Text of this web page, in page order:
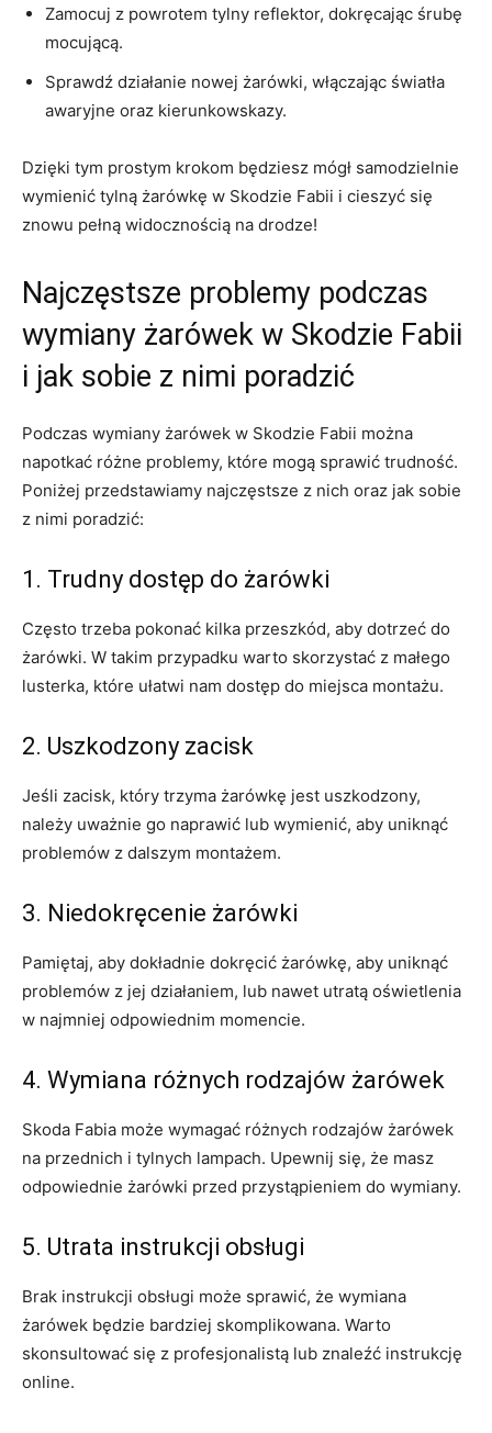
Zamocuj z powrotem tylny reflektor,‍ dokręcając śrubę
mocującą.
Sprawdź działanie‌ nowej żarówki, włączając światła
awaryjne oraz kierunkowskazy.
Dzięki tym prostym krokom będziesz mógł samodzielnie
wymienić tylną żarówkę w Skodzie Fabii i ​cieszyć się‌
znowu pełną widocznością na drodze!
Najczęstsze problemy podczas
wymiany żarówek w Skodzie Fabii
i jak sobie z nimi poradzić
Podczas wymiany żarówek w Skodzie Fabii można
napotkać różne problemy, które mogą sprawić trudność.
Poniżej przedstawiamy najczęstsze z⁤ nich ​oraz ⁢jak sobie
z nimi poradzić:
1. Trudny dostęp do żarówki
Często trzeba​ pokonać⁣ kilka przeszkód, aby dotrzeć do
żarówki. W takim przypadku warto skorzystać z‌ małego⁢
lusterka, które ułatwi nam ‌dostęp do miejsca ​montażu.
2. Uszkodzony zacisk
Jeśli zacisk, który trzyma żarówkę jest uszkodzony,
należy uważnie go naprawić lub wymienić, aby uniknąć
⁣problemów z dalszym montażem.
3. Niedokręcenie ⁤żarówki
Pamiętaj, ‌aby dokładnie dokręcić żarówkę, aby uniknąć
problemów z jej działaniem, lub nawet utratą oświetlenia
w ‍najmniej odpowiednim momencie.
4. Wymiana różnych rodzajów żarówek
Skoda Fabia może wymagać różnych rodzajów ⁣żarówek
na przednich i ⁣tylnych lampach. Upewnij się, że masz
odpowiednie żarówki przed przystąpieniem do wymiany.
5. Utrata instrukcji obsługi
Brak instrukcji obsługi ‌może sprawić, że wymiana
żarówek będzie bardziej skomplikowana. Warto
⁣skonsultować się z profesjonalistą lub znaleźć instrukcję
online.